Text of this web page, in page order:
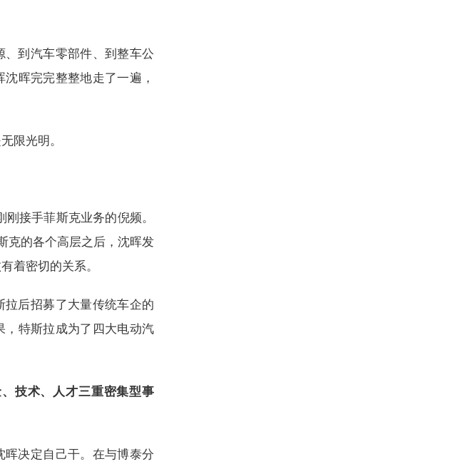
到汽车零部件、到整车公
晖完完整整地走了一遍，
限光明。
接手菲斯克业务的倪频。
克的各个高层之后，沈晖发
着密切的关系。
后招募了大量传统车企的
特斯拉成为了四大电动汽
技术、人才三重密集型事
决定自己干。在与博泰分